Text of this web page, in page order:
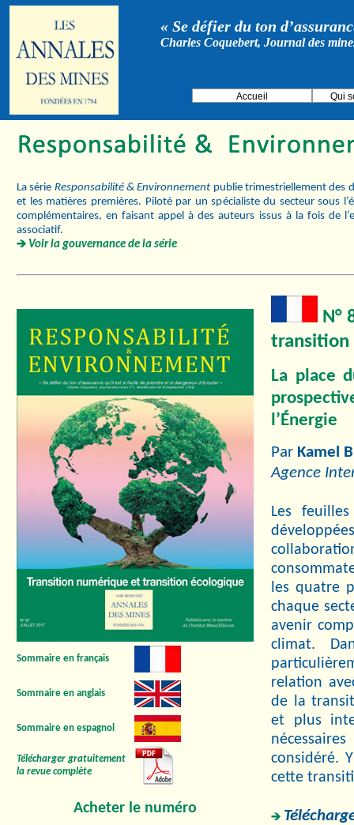
« Se défier du ton
Charles Coquebert, Journal des
Accueil Qui
La série Responsabilité & Environnement publie trimestriellement des
et les matières premières. Piloté par un spécialiste du secteur sous
complémentaires, en faisant appel à des auteurs issus à la fois de
associatif.
Voir la gouvernance de la série
Sommaire en français
Sommaire en anglais
Sommaire en espagnol
Télécharger gratuitement
la revue complète
Acheter le numéro
N°
transition
La place
l’Énergie
Par Kamel
Agence
Les
les quatre
chaque
avenir
climat.
relation
de la
et plus
considéré.
cette